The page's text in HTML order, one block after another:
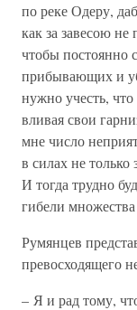
по реке Одеру,
как за завесою
чтобы постоянно
прибывающих и
нужно учесть,
вливая свои
мне число
в силах не только
И тогда трудно
гибели
Румянцев
превосходящего
– Я и рад тому,